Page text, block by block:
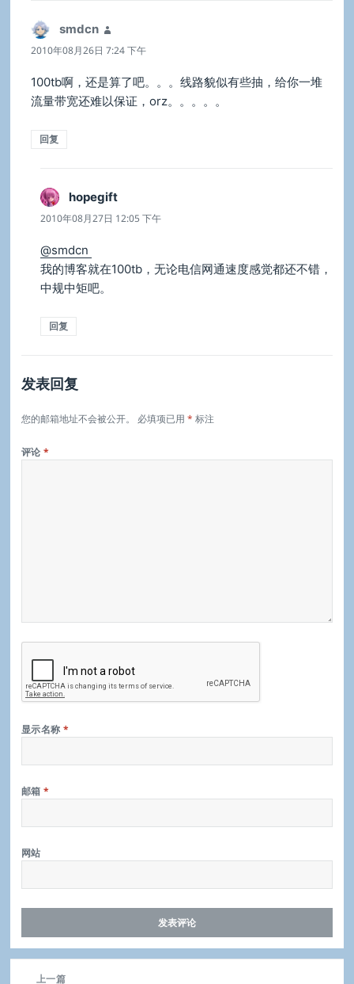
smdcn
道：
2010年08月26日 7:24 下午
100tb啊，还是算了吧。。。线路貌似有些抽，给你一堆
流量带宽还难以保证，orz。。。。。
回复
hopegift说
道：
2010年08月27日 12:05 下午
@smdcn
我的博客就在100tb，无论电信网通速度感觉都还不错，
中规中矩吧。
回复
发表回复
您的邮箱地址不会被公开。 必填项已用 * 标注
评论*
显示名称*
邮箱*
网站
上一篇